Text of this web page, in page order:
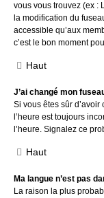
vous vous trouvez (ex :
la modification du
accessible qu’aux
c’est le bon moment
Haut
J’ai changé mon
Si vous êtes sûr
l’heure est toujours
l’heure. Signalez ce
Haut
Ma langue n’est pas
La raison la plus